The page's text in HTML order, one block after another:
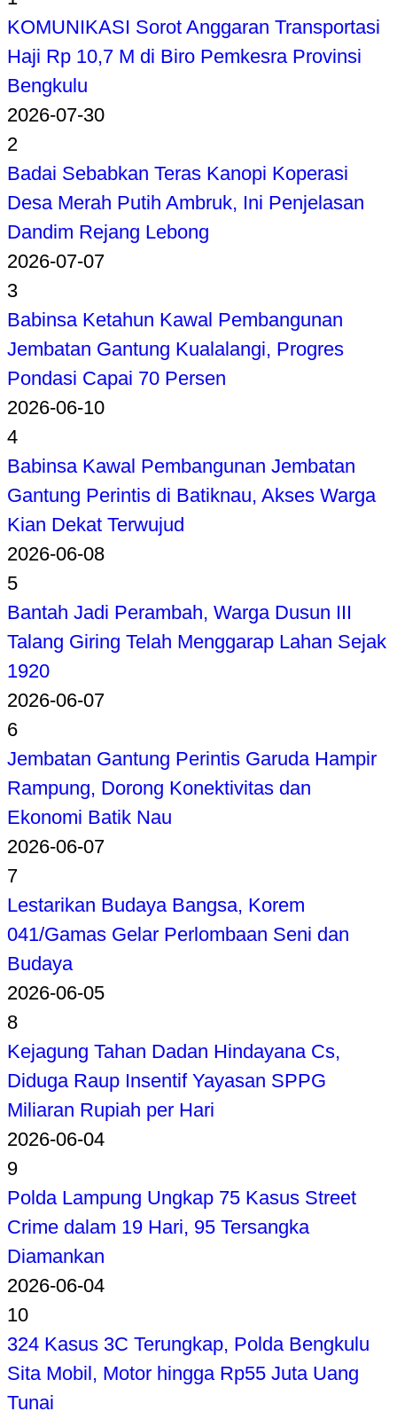
KOMUNIKASI Sorot Anggaran Transportasi
Haji Rp 10,7 M di Biro Pemkesra Provinsi
Bengkulu
2026-07-30
2
Badai Sebabkan Teras Kanopi Koperasi
Desa Merah Putih Ambruk, Ini Penjelasan
Dandim Rejang Lebong
2026-07-07
3
Babinsa Ketahun Kawal Pembangunan
Jembatan Gantung Kualalangi, Progres
Pondasi Capai 70 Persen
2026-06-10
4
Babinsa Kawal Pembangunan Jembatan
Gantung Perintis di Batiknau, Akses Warga
Kian Dekat Terwujud
2026-06-08
5
Bantah Jadi Perambah, Warga Dusun III
Talang Giring Telah Menggarap Lahan Sejak
1920
2026-06-07
6
Jembatan Gantung Perintis Garuda Hampir
Rampung, Dorong Konektivitas dan
Ekonomi Batik Nau
2026-06-07
7
Lestarikan Budaya Bangsa, Korem
041/Gamas Gelar Perlombaan Seni dan
Budaya
2026-06-05
8
Kejagung Tahan Dadan Hindayana Cs,
Diduga Raup Insentif Yayasan SPPG
Miliaran Rupiah per Hari
2026-06-04
9
Polda Lampung Ungkap 75 Kasus Street
Crime dalam 19 Hari, 95 Tersangka
Diamankan
2026-06-04
10
324 Kasus 3C Terungkap, Polda Bengkulu
Sita Mobil, Motor hingga Rp55 Juta Uang
Tunai